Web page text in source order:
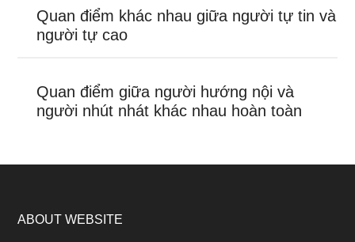
Quan điểm khác nhau giữa người tự tin và
người tự cao
Quan điểm giữa người hướng nội và
người nhút nhát khác nhau hoàn toàn
ABOUT WEBSITE